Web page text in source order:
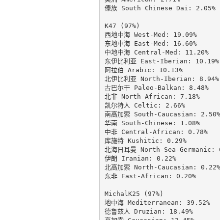
傣族 South Chinese Dai: 2.05%
K47 (97%)
西地中海 West-Med: 19.09%
东地中海 East-Med: 16.60%
中地中海 Central-Med: 11.20%
东伊比利亚 East-Iberian: 10.19%
阿拉伯 Arabic: 10.13%
北伊比利亚 North-Iberian: 8.94%
古巴尔干 Paleo-Balkan: 8.48%
北非 North-African: 7.18%
凯尔特人 Celtic: 2.66%
南高加索 South-Caucasian: 2.50%
华南 South-Chinese: 1.08%
中非 Central-African: 0.78%
库施特 Kushitic: 0.29%
北海日耳曼 North-Sea-Germanic:
伊朗 Iranian: 0.22%
北高加索 North-Caucasian: 0.22%
东非 East-African: 0.20%
MichalK25 (97%)
地中海 Mediterranean: 39.52%
德鲁兹人 Druzian: 18.49%